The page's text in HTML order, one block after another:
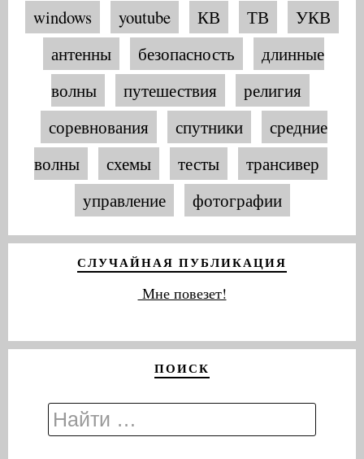
windows
youtube КВ ТВ
УКВ
антенны
безопасность
длинные
волны
путешествия
религия
соревнования
спутники
средние
волны
схемы тесты
трансивер
управление
фотографии
СЛУЧАЙНАЯ ПУБЛИКАЦИЯ
Мне повезет!
ПОИСК